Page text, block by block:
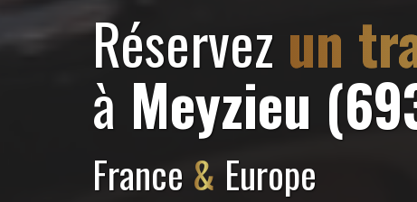
Réservez un
à Meyzieu
France & Europe